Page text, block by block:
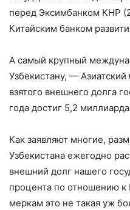
перед Эксимбанком КНР
Китайским банком
А самый крупный
Узбекистану, — Азиатский
взятого внешнего долга
года достиг 5,2
Как заявляют многие,
Узбекистана ежегодно
внешний долг нашего
процента по отношению
меркам это не такая уж